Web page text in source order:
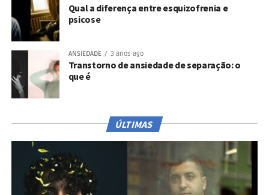
Qual a diferença entre esquizofrenia e
psicose
ANSIEDADE 3 anos ago
Transtorno de ansiedade de separação: o
que é
ÚLTIMAS